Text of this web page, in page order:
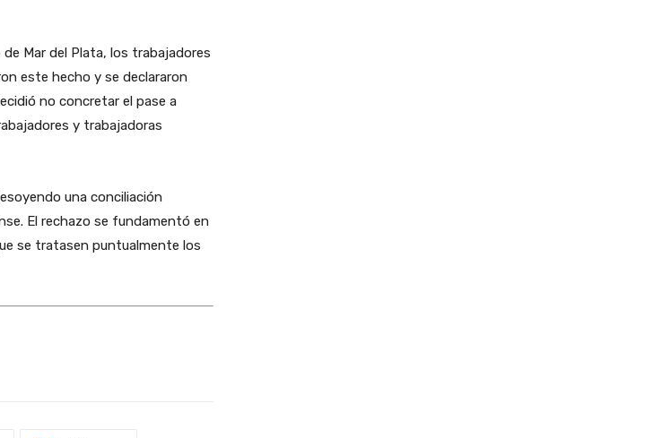
Mar del Plata, los trabajadores
este hecho y se declararon
no concretar el pase a
y trabajadoras
una conciliación
El rechazo se fundamentó en
se tratasen puntualmente los